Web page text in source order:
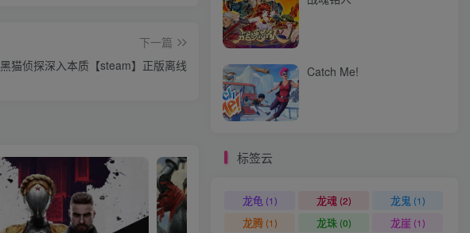
下一篇
黑猫侦探深入本质【steam】正版离线
Catch Me!
标签云
龙龟 (1) 龙魂 (2) 龙鬼 (1)
龙腾(1) 龙珠(0) 龙崖 (1)